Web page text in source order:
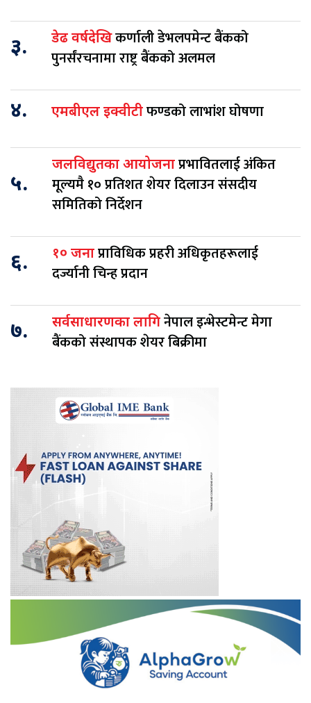
३. डेढ वर्षदेखिकर्णाली डेभलपमेन्ट बैंकको
पुनर्संरचनामा राष्ट्र बैंकको अलमल
४. एमबीएल इक्वीटीफण्डको लाभांश घोषणा
५.
जलविद्युतका आयोजनाप्रभावितलाई अंकित
मूल्यमै १० प्रतिशत शेयर दिलाउन संसदीय
समितिको निर्देशन
६. १० जनाप्राविधिक प्रहरी अधिकृतहरूलाई
दर्ज्यानी चिन्ह प्रदान
७. सर्वसाधारणका लागिनेपाल इन्भेस्टमेन्ट मेगा
बैंकको संस्थापक शेयर बिक्रीमा